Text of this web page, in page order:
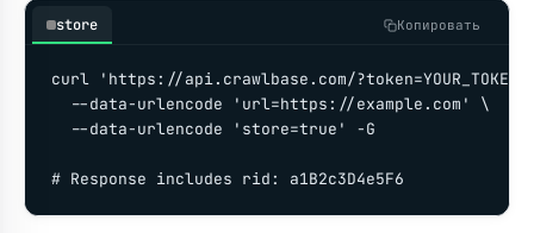
store Копировать
curl 'https://api.crawlbase.com/
  --data-urlencode 'url=https://example.com' \
  --data-urlencode 'store=true' -G
# Response includes rid: a1B2c3D4e5F6